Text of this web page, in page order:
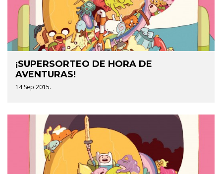
¡SUPERSORTEO DE HORA DE
AVENTURAS!
14 Sep 2015.